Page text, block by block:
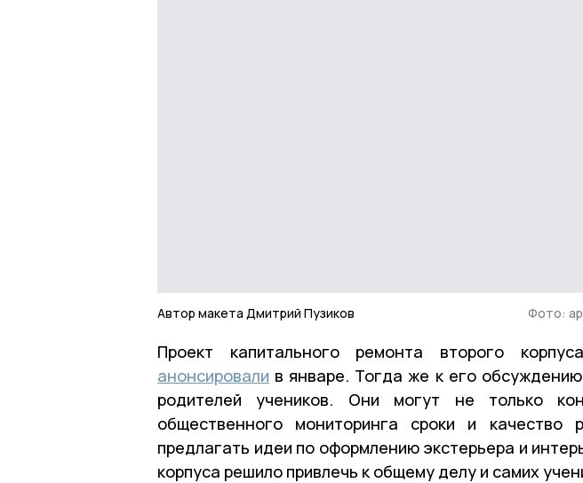
Автор макета Дмитрий Пузиков Фото:
Проект капитального ремонта второго
анонсировали в январе. Тогда же к его обсуждению
родителей учеников. Они могут не только
общественного мониторинга сроки и
предлагать идеи по оформлению экстерьера и
корпуса решило привлечь к общему делу и самих